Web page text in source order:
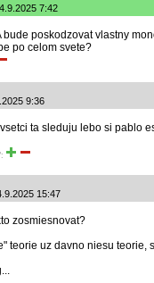
7:42
poskodzovat vlastny
po celom svete?
9:36
ta sleduju lebo si pablo
15:47
zosmiesnovat?
teorie uz davno niesu teorie,